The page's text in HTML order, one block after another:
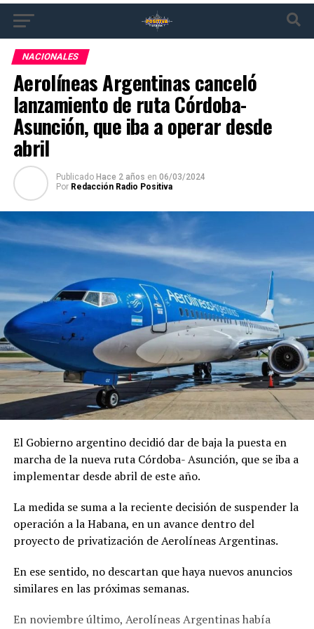
NACIONALES
Aerolíneas Argentinas canceló
lanzamiento de ruta Córdoba-
Asunción, que iba a operar desde
abril
Publicado Hace 2 años en 06/03/2024
Por Redacción Radio Positiva
El Gobierno argentino decidió dar de baja la puesta en
marcha de la nueva ruta Córdoba- Asunción, que se iba a
implementar desde abril de este año.
La medida se suma a la reciente decisión de suspender la
operación a la Habana, en un avance dentro del
proyecto de privatización de Aerolíneas Argentinas.
En ese sentido, no descartan que haya nuevos anuncios
similares en las próximas semanas.
En noviembre último, Aerolíneas Argentinas había